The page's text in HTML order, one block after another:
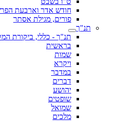
חודש אדר וארבעת
פורים, מגילת אסתר
תנ"ך
תנ"ך - כללי, ביקורת
בראשית
שמות
ויקרא
במדבר
דברים
יהושע
שופטים
שמואל
מלכים